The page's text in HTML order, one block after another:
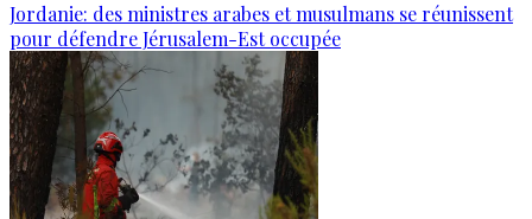
Jordanie: des ministres arabes et musulmans se réunissent
pour défendre Jérusalem-Est occupée